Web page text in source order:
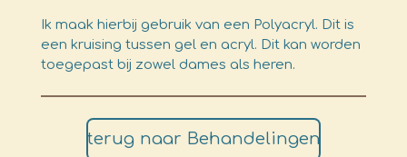
Ik maak hierbij gebruik van een Polyacryl. Dit is
een kruising tussen gel en acryl. Dit kan worden
toegepast bij zowel dames als heren.
terug naar Behandelingen